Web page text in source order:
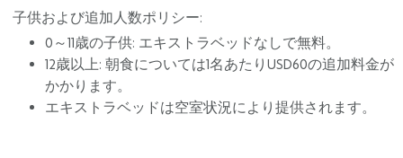
子供および追加人数ポリシー:
0～11歳の子供: エキストラベッドなしで無料。
12歳以上: 朝食については1名あたりUSD60の追加料金が
かかります。
エキストラベッドは空室状況により提供されます。